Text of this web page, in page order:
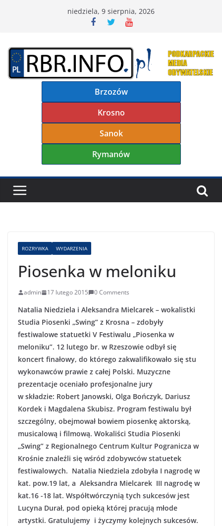
niedziela, 9 sierpnia, 2026
Brzozów
Krosno
Sanok
Rymanów
ROZRYWKA WYDARZENIA
Piosenka w meloniku
admin 17 lutego 2015 0 Comments
Natalia Niedziela i Aleksandra Mielcarek – wokalistki
Studia Piosenki „Swing” z Krosna – zdobyły
festiwalowe statuetki V Festiwalu „Piosenka w
meloniku”. 12 lutego br. w Rzeszowie odbył się
koncert finałowy, do którego zakwalifikowało się stu
wykonawców prawie z całej Polski. Muzyczne
prezentacje oceniało profesjonalne jury
w składzie: Robert Janowski, Olga Bończyk, Dariusz
Kordek i Magdalena Skubisz. Program festiwalu był
szczególny, obejmował bowiem piosenkę aktorską,
musicalową i filmową. Wokaliści Studia Piosenki
„Swing” z Regionalnego Centrum Kultur Pogranicza w
Krośnie znaleźli się wśród zdobywców statuetek
festiwalowych. Natalia Niedziela zdobyła I nagrodę w
kat. pow.19 lat, a Aleksandra Mielcarek III nagrodę w
kat.16 -18 lat. Współtwórczynią tych sukcesów jest
Lucyna Durał, pod opieką której pracują młode
artystki. Gratulujemy i życzymy kolejnych sukcesów.